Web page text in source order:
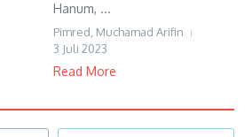
Hanum, ...
Pimred, Muchamad Arifin
3 Juli 2023
Read More